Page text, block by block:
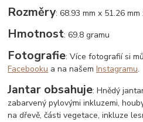
Rozměry: 68.93 mm x 51.26 mm
Hmotnost: 69.8 gramu
Fotografie: Více fotografií si
Facebooku a na našemInstagramu.
Jantar obsahuje: Hnědý
zabarvený pylovými inkluzemi,
na dřevě, části vegetace, inkluze